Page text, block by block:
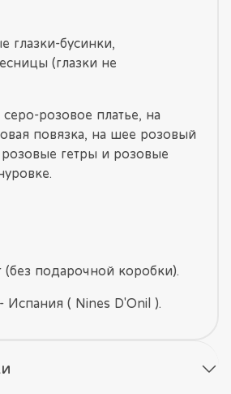
глазки-бусинки,
(глазки не
розовое платье, на
повязка, на шее розовый
гетры и розовые
(без подарочной коробки).
Испания ( Nines D'Onil ).